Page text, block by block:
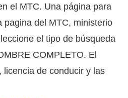
el MTC. Una página para
pagina del MTC, ministerio
el tipo de búsqueda
COMPLETO. El
licencia de conducir y las